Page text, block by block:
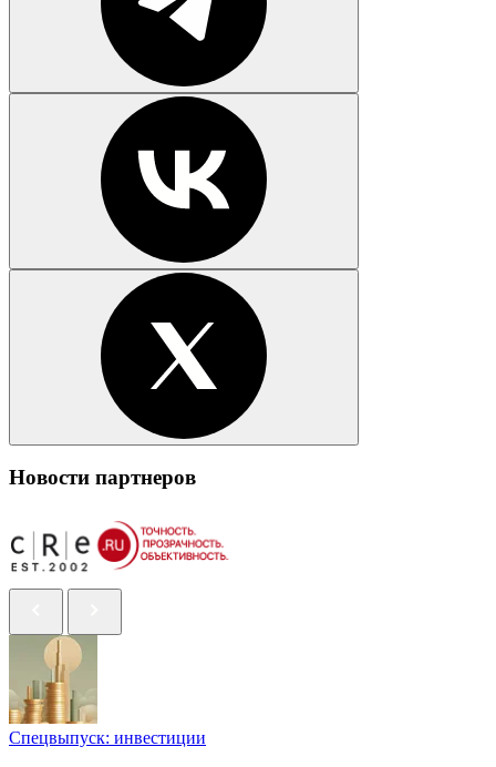
Новости партнеров
Спецвыпуск: инвестиции